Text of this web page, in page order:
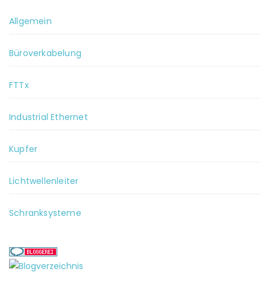
Allgemein
Büroverkabelung
FTTx
Industrial Ethernet
Kupfer
Lichtwellenleiter
Schranksysteme